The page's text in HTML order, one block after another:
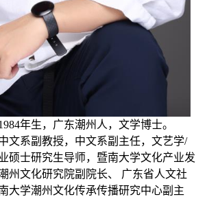
年生，广东潮州人，文学博士。
文系副教授，中文系副主任，文艺学/
硕士研究生导师，暨南大学文化产业发
州文化研究院副院长、 广东省人文社
大学潮州文化传承传播研究中心副主